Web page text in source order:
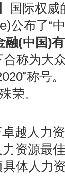
国际权
公布了“
融(中国)
合称为大
称号
荣。
越人力
资源最
体人力